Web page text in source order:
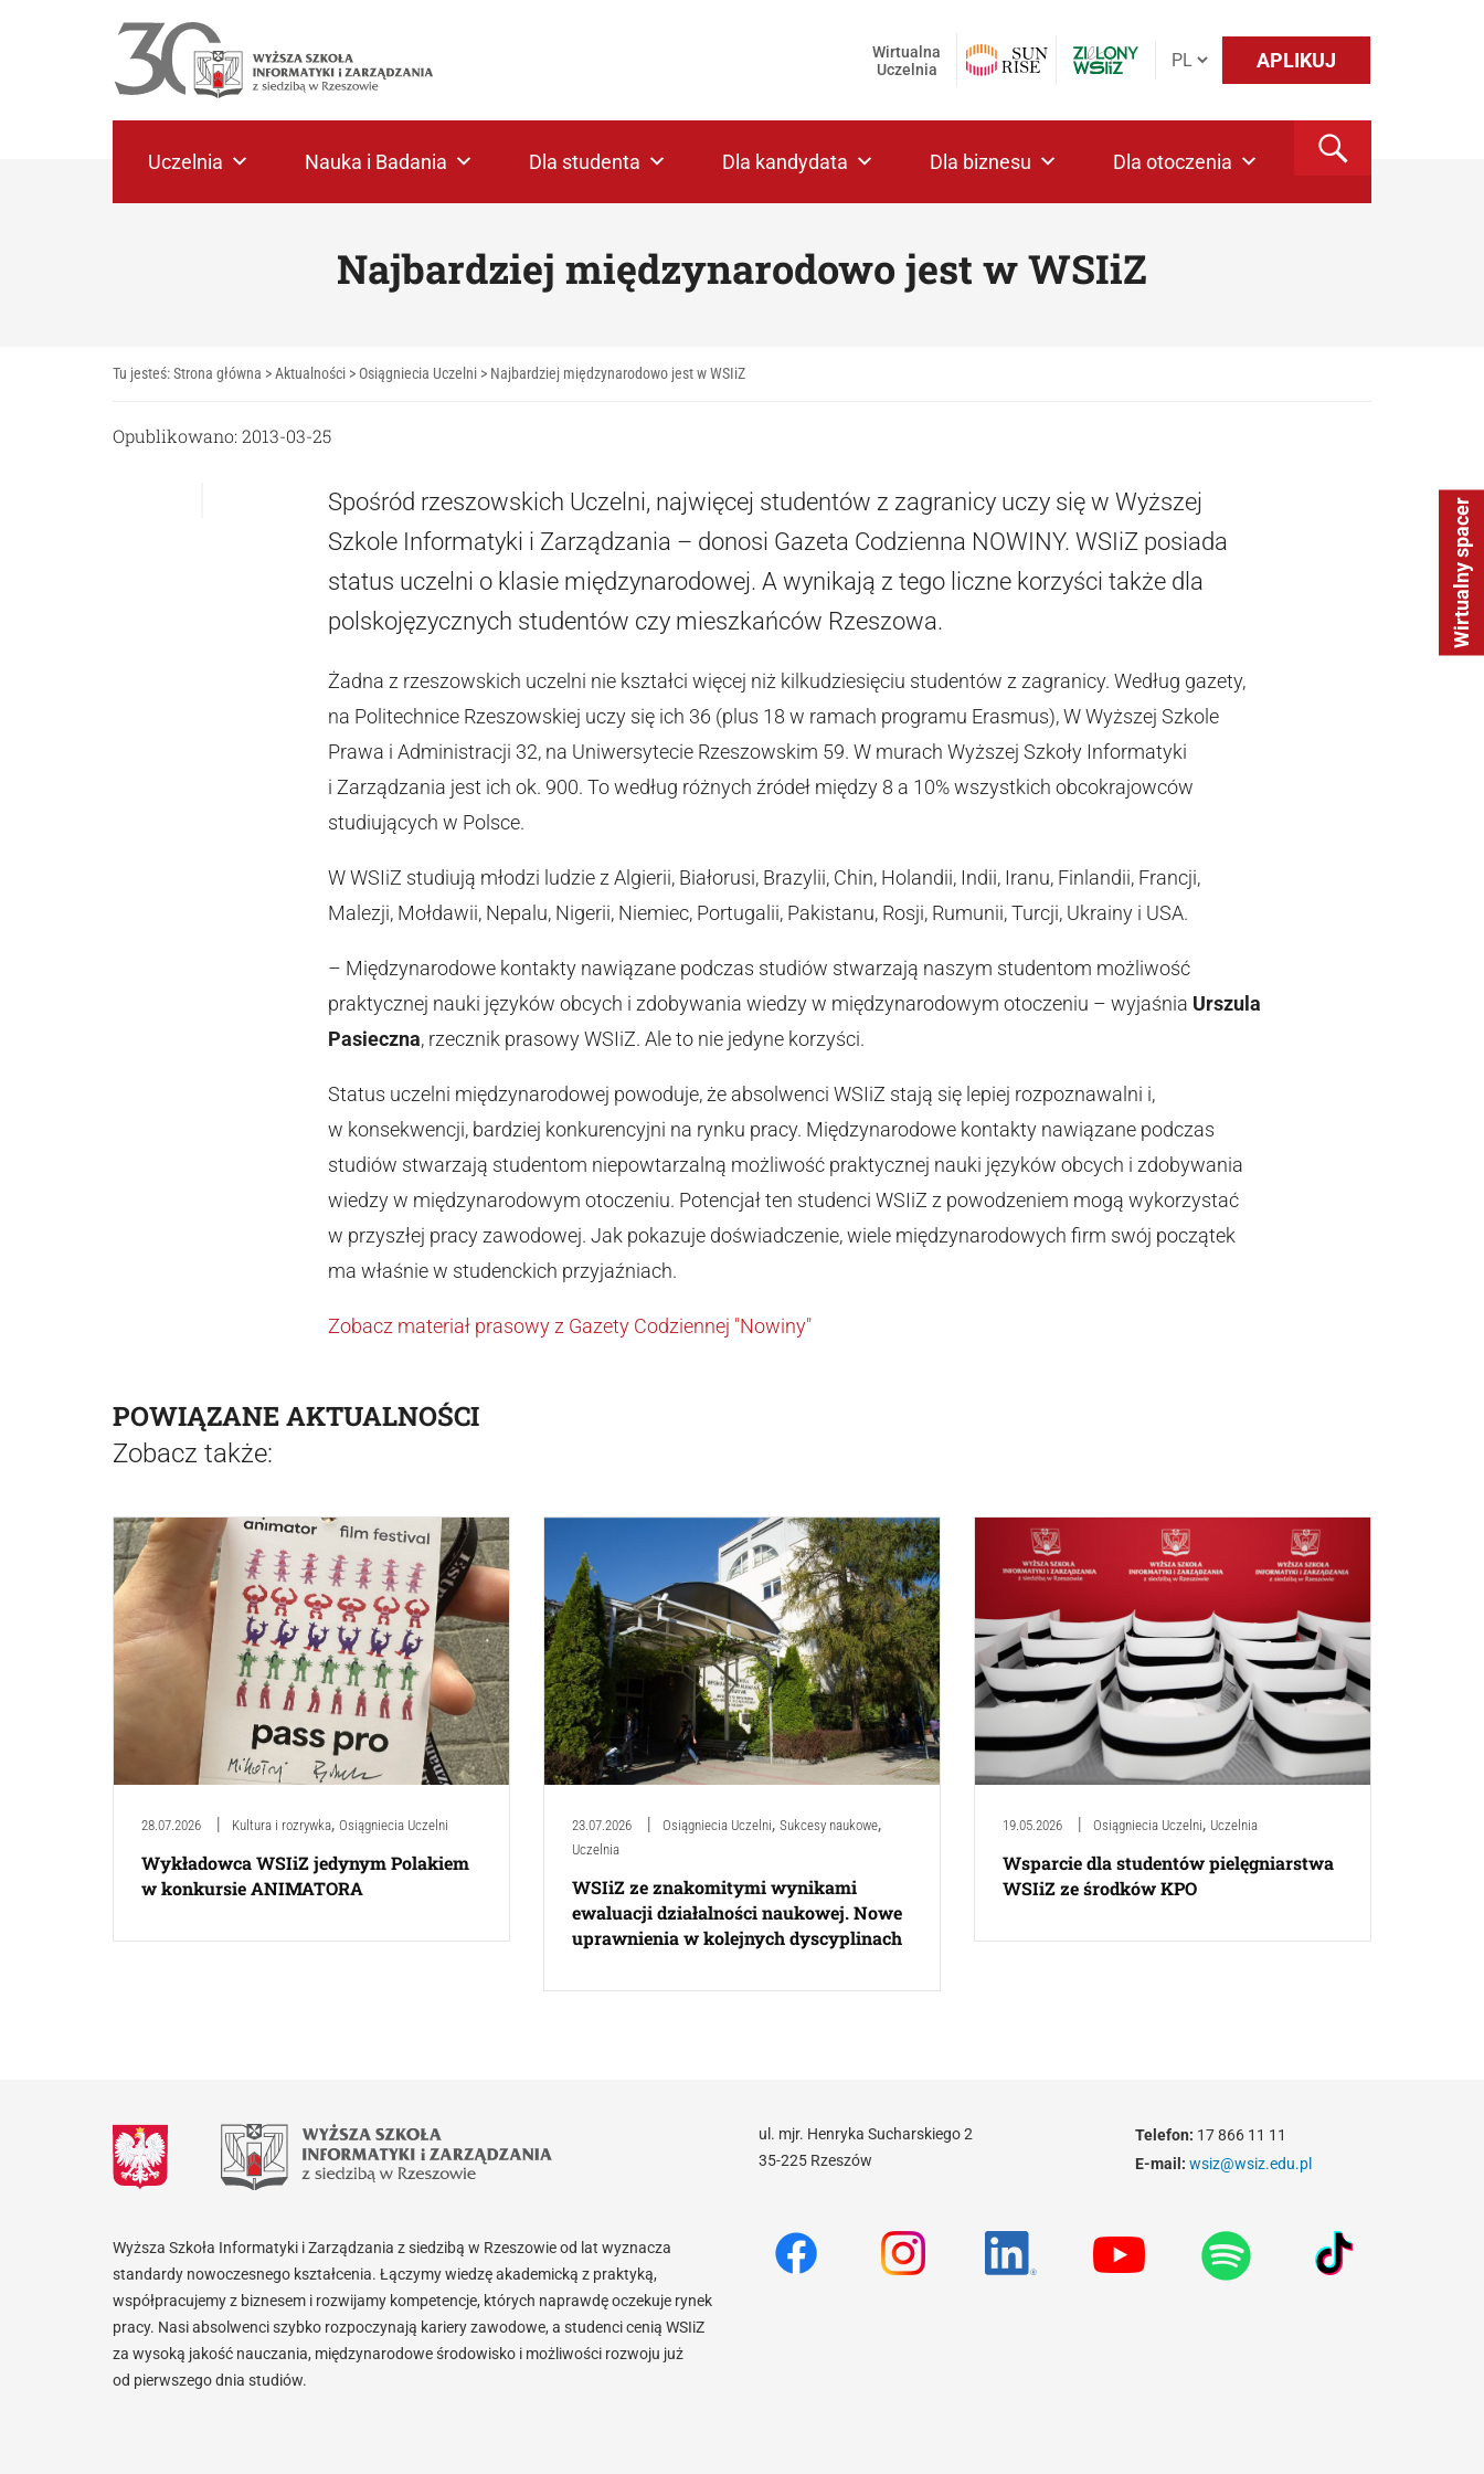
Wirtualny spacer
APLIKUJ
Wirtualna
Uczelnia
Uczelnia Nauka i Badania Dla studenta Dla kandydata Dla biznesu Dla otoczenia
Najbardziej międzynarodowo jest w WSIiZ
Tu jesteś:Strona główna >Aktualności > Osiągniecia Uczelni > Najbardziej międzynarodowo jest w WSIiZ
Opublikowano: 2013-03-25
Spośród rzeszowskich Uczelni, najwięcej studentów z zagranicy uczy się w Wyższej
Szkole Informatyki i Zarządzania – donosi Gazeta Codzienna NOWINY. WSIiZ posiada
status uczelni o klasie międzynarodowej. A wynikają z tego liczne korzyści także dla
polskojęzycznych studentów czy mieszkańców Rzeszowa.
Żadna z rzeszowskich uczelni nie kształci więcej niż kilkudziesięciu studentów z zagranicy. Według gazety,
na Politechnice Rzeszowskiej uczy się ich 36 (plus 18 w ramach programu Erasmus), W Wyższej Szkole
Prawa i Administracji 32, na Uniwersytecie Rzeszowskim 59. W murach Wyższej Szkoły Informatyki
i Zarządzania jest ich ok. 900. To według różnych źródeł między 8 a 10% wszystkich obcokrajowców
studiujących w Polsce.
W WSIiZ studiują młodzi ludzie z Algierii, Białorusi, Brazylii, Chin, Holandii, Indii, Iranu, Finlandii, Francji,
Malezji, Mołdawii, Nepalu, Nigerii, Niemiec, Portugalii, Pakistanu, Rosji, Rumunii, Turcji, Ukrainy i USA.
– Międzynarodowe kontakty nawiązane podczas studiów stwarzają naszym studentom możliwość
praktycznej nauki języków obcych i zdobywania wiedzy w międzynarodowym otoczeniu – wyjaśnia Urszula
Pasieczna, rzecznik prasowy WSIiZ. Ale to nie jedyne korzyści.
Status uczelni międzynarodowej powoduje, że absolwenci WSIiZ stają się lepiej rozpoznawalni i,
w konsekwencji, bardziej konkurencyjni na rynku pracy. Międzynarodowe kontakty nawiązane podczas
studiów stwarzają studentom niepowtarzalną możliwość praktycznej nauki języków obcych i zdobywania
wiedzy w międzynarodowym otoczeniu. Potencjał ten studenci WSIiZ z powodzeniem mogą wykorzystać
w przyszłej pracy zawodowej. Jak pokazuje doświadczenie, wiele międzynarodowych firm swój początek
ma właśnie w studenckich przyjaźniach.
Zobacz materiał prasowy z Gazety Codziennej "Nowiny"
POWIĄZANE AKTUALNOŚCI
Zobacz także:
28.07.2026 Kultura i rozrywka, Osiągniecia Uczelni
Wykładowca WSIiZ jedynym Polakiem
w konkursie ANIMATORA
23.07.2026 Osiągniecia Uczelni, Sukcesy naukowe,
Uczelnia
WSIiZ ze znakomitymi wynikami
ewaluacji działalności naukowej. Nowe
uprawnienia w kolejnych dyscyplinach
19.05.2026 Osiągniecia Uczelni, Uczelnia
Wsparcie dla studentów pielęgniarstwa
WSIiZ ze środków KPO
Wyższa Szkoła Informatyki i Zarządzania z siedzibą w Rzeszowie od lat wyznacza
standardy nowoczesnego kształcenia. Łączymy wiedzę akademicką z praktyką,
współpracujemy z biznesem i rozwijamy kompetencje, których naprawdę oczekuje rynek
pracy. Nasi absolwenci szybko rozpoczynają kariery zawodowe, a studenci cenią WSIiZ
za wysoką jakość nauczania, międzynarodowe środowisko i możliwości rozwoju już
od pierwszego dnia studiów.
ul. mjr. Henryka Sucharskiego 2
35-225 Rzeszów
Telefon: 17 866 11 11
E-mail: wsiz@wsiz.edu.pl